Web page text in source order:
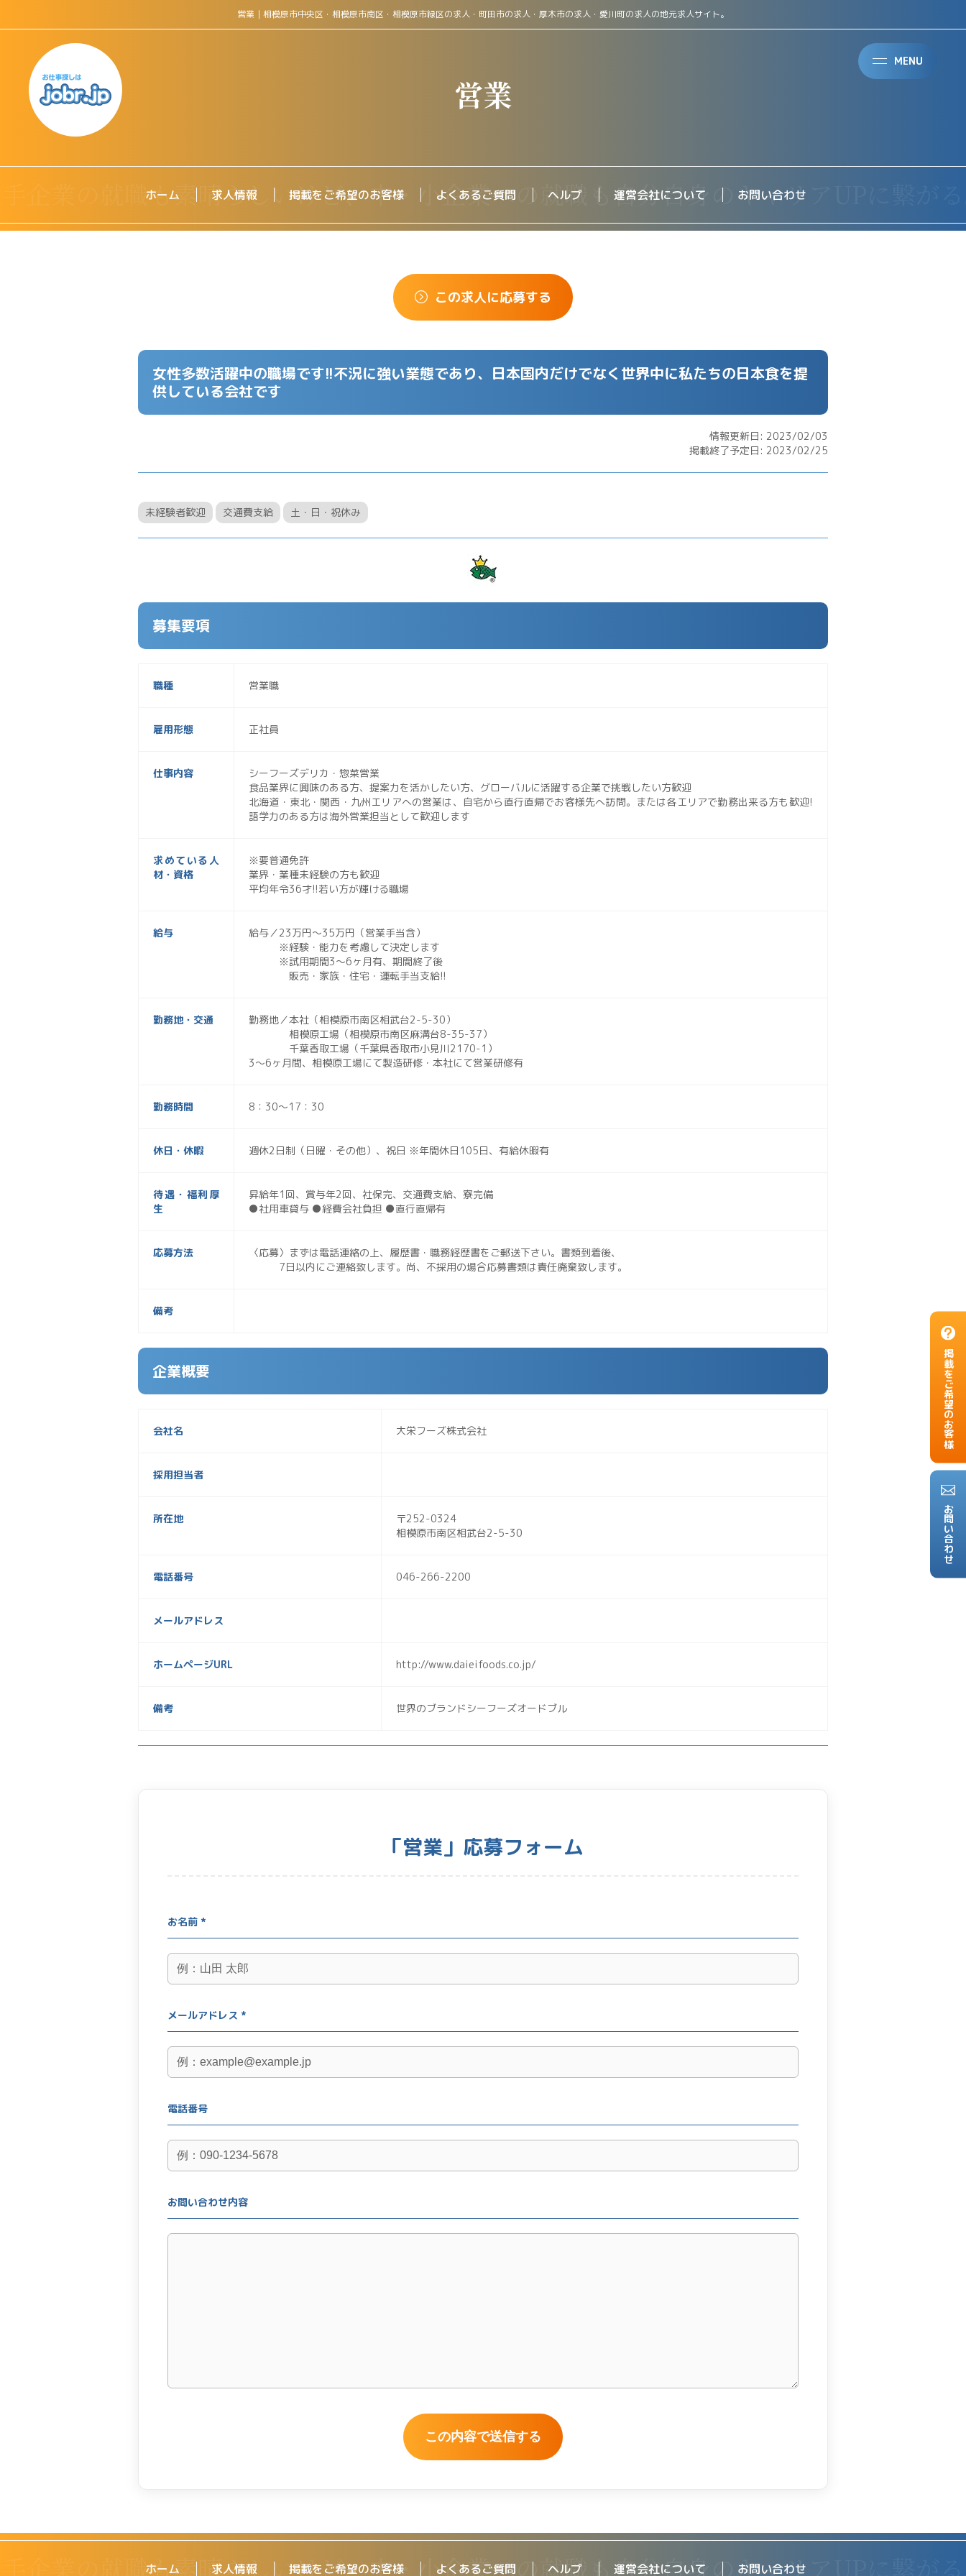
MENU
掲載をご希望のお客様
お問い合わせ
営業｜相模原市中央区・相模原市南区・相模原市緑区の求人・町田市の求人・厚木市の求人・愛川町の求人の地元求人サイト。
営業
ホーム 求人情報 掲載をご希望のお客様 よくあるご質問 ヘルプ 運営会社について お問い合わせ
この求人に応募する
女性多数活躍中の職場です!!不況に強い業態であり、日本国内だけでなく世界中に私たちの日本食を提
供している会社です
情報更新日: 2023/02/03
掲載終了予定日: 2023/02/25
未経験者歓迎 交通費支給 土・日・祝休み
募集要項
職種 営業職
雇用形態 正社員
仕事内容
シーフーズデリカ・惣菜営業
食品業界に興味のある方、提案力を活かしたい方、グローバルに活躍する企業で挑戦したい方歓迎
北海道・東北・関西・九州エリアへの営業は、自宅から直行直帰でお客様先へ訪問。または各エリアで勤務出来る方も歓迎!
語学力のある方は海外営業担当として歓迎します
求めている人
材・資格
※要普通免許
業界・業種未経験の方も歓迎
平均年令36才!!若い方が輝ける職場
給与
給与／23万円〜35万円（営業手当含）
※経験・能力を考慮して決定します
※試用期間3〜6ヶ月有、期間終了後
販売・家族・住宅・運転手当支給!!
勤務地・交通
勤務地／本社（相模原市南区相武台2-5-30）
相模原工場（相模原市南区麻溝台8-35-37）
千葉香取工場（千葉県香取市小見川2170-1）
3〜6ヶ月間、相模原工場にて製造研修・本社にて営業研修有
勤務時間 8：30〜17：30
休日・休暇 週休2日制（日曜・その他）、祝日 ※年間休日105日、有給休暇有
待遇・福利厚
生
昇給年1回、賞与年2回、社保完、交通費支給、寮完備
●社用車貸与 ●経費会社負担 ●直行直帰有
応募方法
〈応募〉まずは電話連絡の上、履歴書・職務経歴書をご郵送下さい。書類到着後、
7日以内にご連絡致します。尚、不採用の場合応募書類は責任廃棄致します。
備考
企業概要
会社名 大栄フーズ株式会社
採用担当者
所在地
〒252-0324
相模原市南区相武台2-5-30
電話番号 046-266-2200
メールアドレス
ホームページURL http://www.daieifoods.co.jp/
備考 世界のブランドシーフーズオードブル
「営業」応募フォーム
お名前 *
メールアドレス *
電話番号
お問い合わせ内容
ホーム 求人情報 掲載をご希望のお客様 よくあるご質問 ヘルプ 運営会社について お問い合わせ